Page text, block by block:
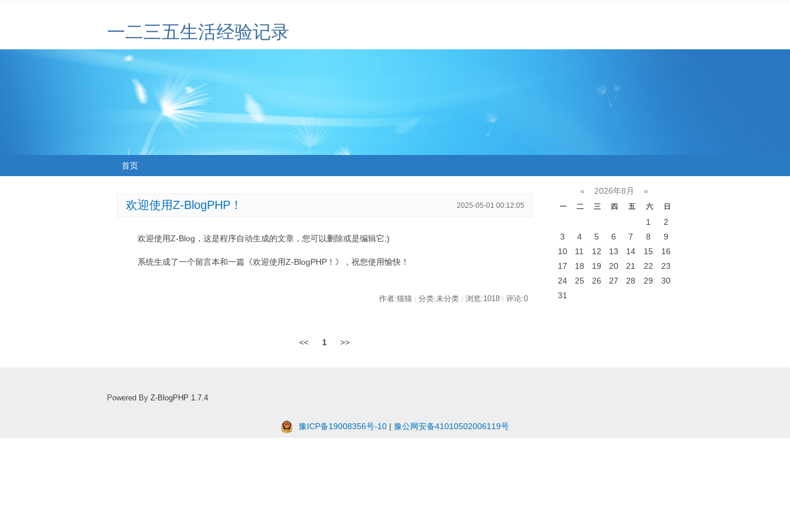
一二三五生活经验记录
首页
欢迎使用Z-BlogPHP！ 2025-05-01 00:12:05
欢迎使用Z-Blog，这是程序自动生成的文章，您可以删除或是编辑它:)
系统生成了一个留言本和一篇《欢迎使用Z-BlogPHP！》，祝您使用愉快！
作者:猫猫 | 分类:未分类 | 浏览:1018 | 评论:0
<< 1 >>
« 2026年8月 »
一 二 三 四 五 六 日
1
2
3
4 5 6 7 8
9
10
11 12 13 14 15
16
17
18 19 20 21 22
23
24
25 26 27 28 29
30
31
Powered By Z-BlogPHP 1.7.4
豫ICP备19008356号-10 | 豫公网安备41010502006119号